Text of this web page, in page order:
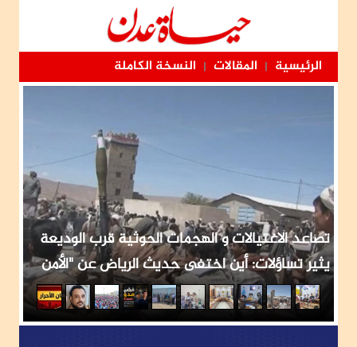
الرئيسية | المقالات | النسخة الكاملة
تصاعد الاغتيالات و الهجمات الحوثية قرب الوديعة
يثير تساؤلات: أين اختفى حديث الرياض عن "الأمن
القومي"؟